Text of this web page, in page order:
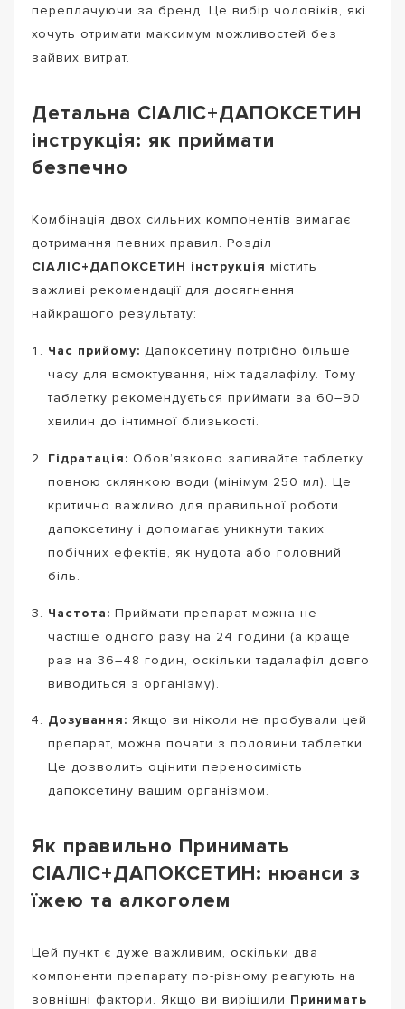
переплачуючи за бренд. Це вибір чоловіків, які
хочуть отримати максимум можливостей без
зайвих витрат.
Детальна СІАЛІС+ДАПОКСЕТИН
інструкція: як приймати
безпечно
Комбінація двох сильних компонентів вимагає
дотримання певних правил. Розділ
СІАЛІС+ДАПОКСЕТИН інструкція містить
важливі рекомендації для досягнення
найкращого результату:
Час прийому: Дапоксетину потрібно більше
часу для всмоктування, ніж тадалафілу. Тому
таблетку рекомендується приймати за 60–90
хвилин до інтимної близькості.
Гідратація: Обов’язково запивайте таблетку
повною склянкою води (мінімум 250 мл). Це
критично важливо для правильної роботи
дапоксетину і допомагає уникнути таких
побічних ефектів, як нудота або головний
біль.
Частота: Приймати препарат можна не
частіше одного разу на 24 години (а краще
раз на 36–48 годин, оскільки тадалафіл довго
виводиться з організму).
Дозування: Якщо ви ніколи не пробували цей
препарат, можна почати з половини таблетки.
Це дозволить оцінити переносимість
дапоксетину вашим організмом.
Як правильно Принимать
СІАЛІС+ДАПОКСЕТИН: нюанси з
їжею та алкоголем
Цей пункт є дуже важливим, оскільки два
компоненти препарату по-різному реагують на
зовнішні фактори. Якщо ви вирішили Принимать